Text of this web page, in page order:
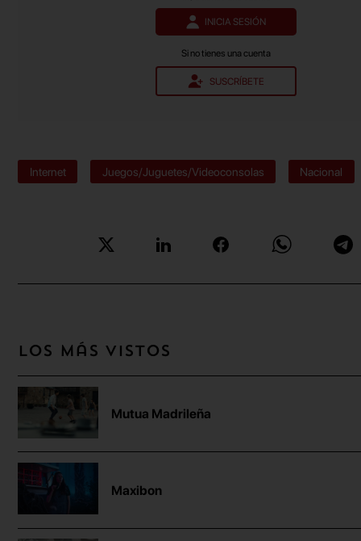
INICIA SESIÓN
Si no tienes una cuenta
SUSCRÍBETE
Internet Juegos/Juguetes/Videoconsolas Nacional
Los más vistos
Mutua Madrileña
Maxibon